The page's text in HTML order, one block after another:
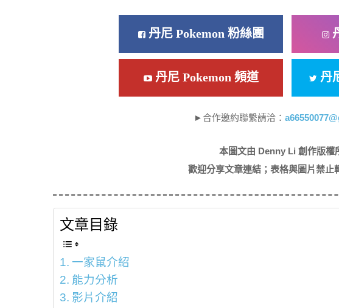
丹尼 Pokemon 粉絲團
丹尼 Pokemon 頻道 丹
►合作邀約聯繫請洽：
本圖文由 Denny Li 創作版權
歡迎分享文章連結；表格與圖片禁止
文章目錄
一家鼠介紹
能力分析
影片介紹